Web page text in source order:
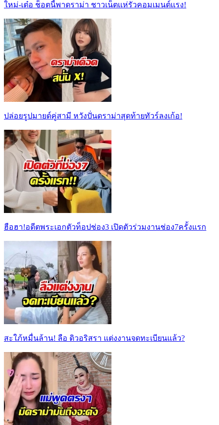
ใหม่-เต๋อ ช็อตนี้พาดราม่า ชาวเน็ตเเห่รัวคอมเมนต์เเรง!
ปล่อยรูปมายด์คู่สามี หวังปั่นดราม่าสุดท้ายทัวร์ลงเก้อ!
ฮือฮา!อดีตพระเอกตัวท็อปช่อง3 เปิดตัวร่วมงานช่อง7ครั้งแรก
สะใภ้หมื่นล้าน! ลือ ดิวอริสรา แต่งงานจดทะเบียนแล้ว?